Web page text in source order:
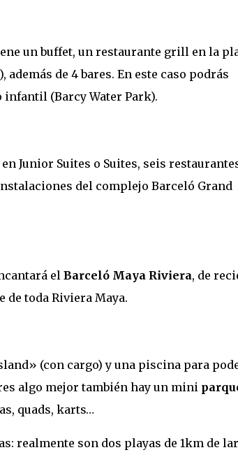
un buffet, un restaurante grill en la
de 4 bares. En este caso podrás
(Barcy Water Park).
Junior Suites o Suites, seis
del complejo Barceló Grand
el Barceló Maya Riviera, de
toda Riviera Maya.
(con cargo) y una piscina para
algo mejor también hay un mini
quads, karts…
realmente son dos playas de 1km de